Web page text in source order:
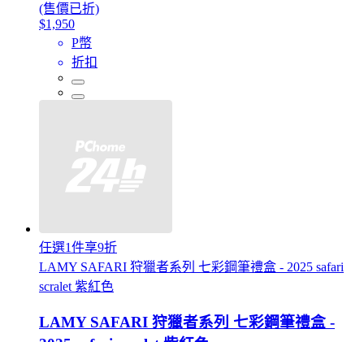
(售價已折)
$1,950
P幣
折扣
任選1件享9折
LAMY SAFARI 狩獵者系列 七彩鋼筆禮盒 - 2025 safari
scralet 紫紅色
LAMY SAFARI 狩獵者系列 七彩鋼筆禮盒 -